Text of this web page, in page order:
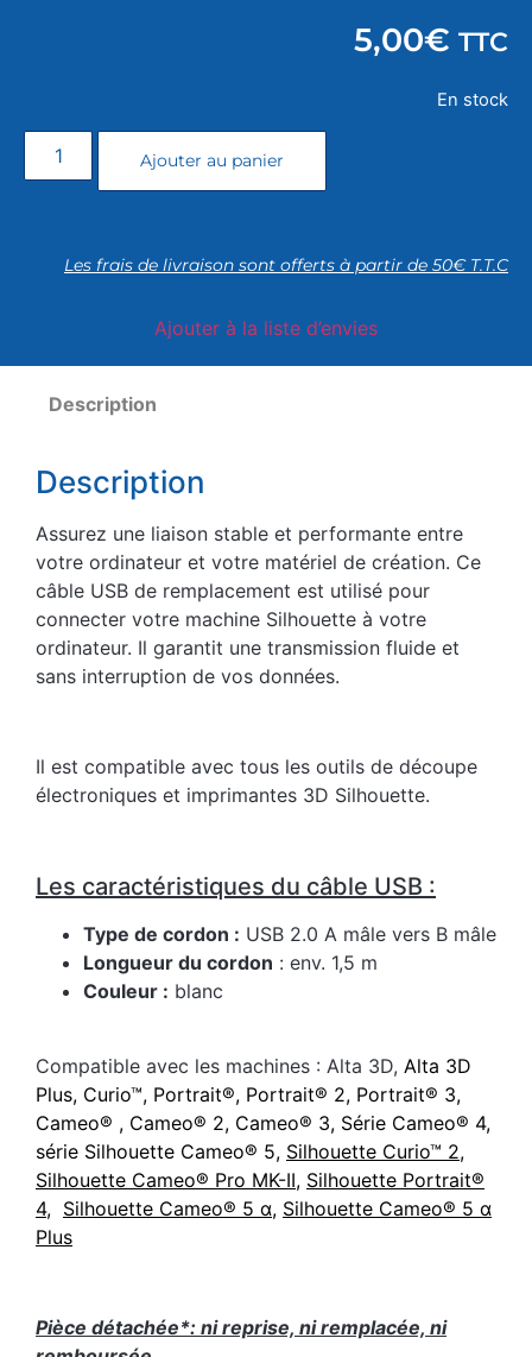
5,00€ TTC
En stock
Ajouter au panier
Les frais de livraison sont offerts à partir de 50€ T.T.C
Ajouter à la liste d’envies
Description
Description
Assurez une liaison stable et performante entre
votre ordinateur et votre matériel de création. Ce
câble USB de remplacement est utilisé pour
connecter votre machine Silhouette à votre
ordinateur. Il garantit une transmission fluide et
sans interruption de vos données.
Il est compatible avec tous les outils de découpe
électroniques et imprimantes 3D Silhouette.
Les caractéristiques du câble USB :
Type de cordon : USB 2.0 A mâle vers B mâle
Longueur du cordon : env. 1,5 m
Couleur : blanc
Compatible avec les machines : Alta 3D, Alta 3D
Plus, Curio™, Portrait®, Portrait® 2, Portrait® 3,
Cameo® , Cameo® 2, Cameo® 3, Série Cameo® 4,
série Silhouette Cameo® 5, Silhouette Curio™ 2,
Silhouette Cameo® Pro MK-II, Silhouette Portrait®
4, Silhouette Cameo® 5 α, Silhouette Cameo® 5 α
Plus
Pièce détachée*: ni reprise, ni remplacée, ni